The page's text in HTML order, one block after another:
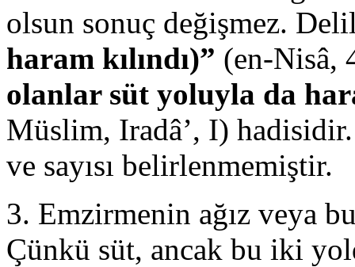
olsun sonuç değişmez.
haram kılındı)” (en-Nisâ,
olanlar süt yoluyla da
Müslim, Iradâ’, I)
ve sayısı belirlenmemiştir.
3. Emzirmenin ağız veya
Çünkü süt, ancak bu iki